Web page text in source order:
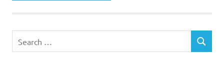
for:
SEARCH